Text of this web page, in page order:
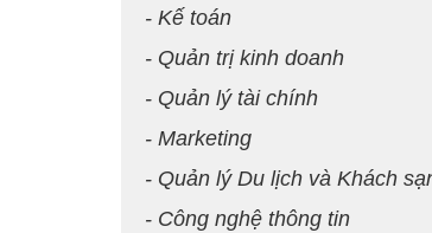
- Kế toán
- Quản trị kinh doanh
- Quản lý tài chính
- Marketing
- Quản lý Du lịch và Khách
- Công nghệ thông tin